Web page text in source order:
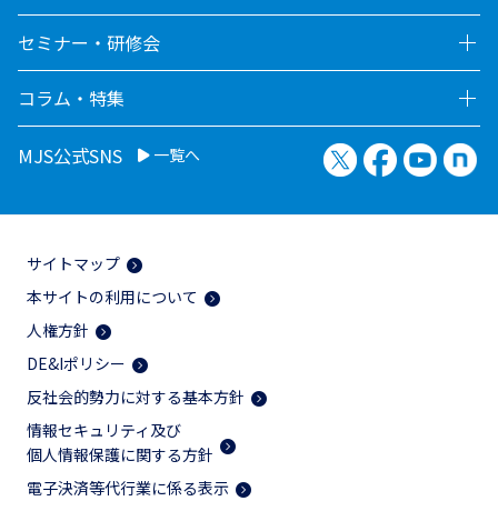
セミナー・研修会
コラム・特集
MJS公式SNS 一覧へ X（旧Twitter）
Facebook
サイトマップ
本サイトの利用について
人権方針
DE&Iポリシー
反社会的勢力に対する基本方針
情報セキュリティ及び
個人情報保護に関する方針
電子決済等代行業に係る表示